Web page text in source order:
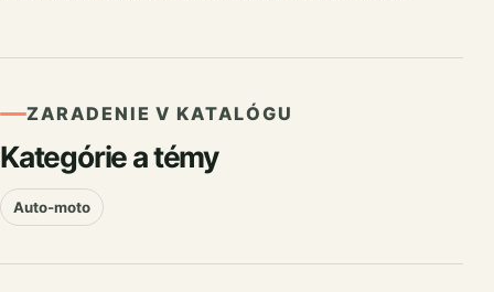
ZARADENIE V KATALÓGU
Kategórie a témy
Auto-moto